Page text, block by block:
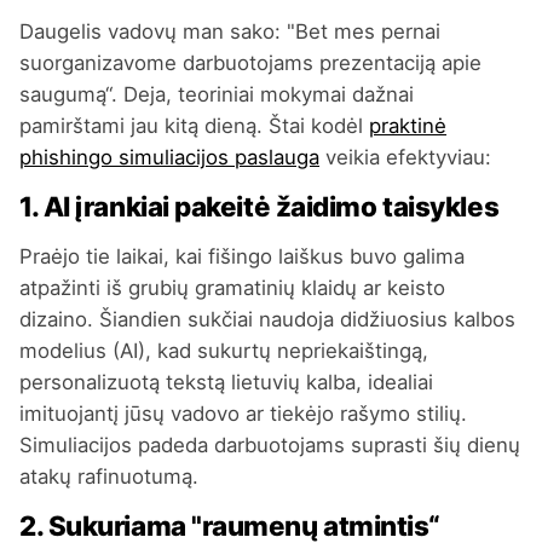
Daugelis vadovų man sako: "Bet mes pernai
suorganizavome darbuotojams prezentaciją apie
saugumą“. Deja, teoriniai mokymai dažnai
pamirštami jau kitą dieną. Štai kodėl praktinė
phishingo simuliacijos paslauga veikia efektyviau:
1. AI įrankiai pakeitė žaidimo taisykles
Praėjo tie laikai, kai fišingo laiškus buvo galima
atpažinti iš grubių gramatinių klaidų ar keisto
dizaino. Šiandien sukčiai naudoja didžiuosius kalbos
modelius (AI), kad sukurtų nepriekaištingą,
personalizuotą tekstą lietuvių kalba, idealiai
imituojantį jūsų vadovo ar tiekėjo rašymo stilių.
Simuliacijos padeda darbuotojams suprasti šių dienų
atakų rafinuotumą.
2. Sukuriama "raumenų atmintis“